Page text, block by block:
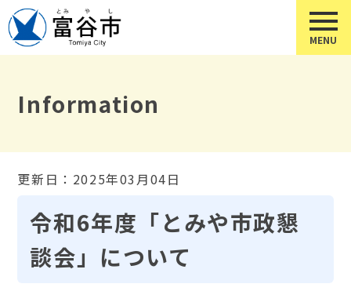
Information
更新日：2025年03月04日
令和6年度「とみや市政懇
談会」について